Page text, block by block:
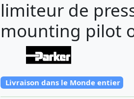
limiteur de
mounting pilot
Livraison dans le Monde entier